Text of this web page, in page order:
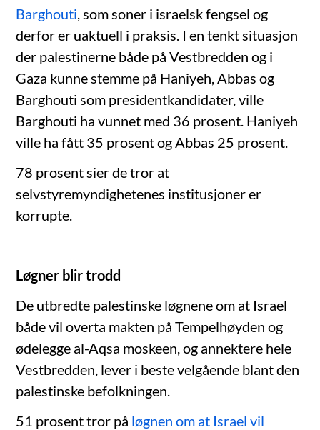
Barghouti , som soner i israelsk fengsel og
derfor er uaktuell i praksis. I en tenkt situasjon
der palestinerne både på Vestbredden og i
Gaza kunne stemme på Haniyeh, Abbas og
Barghouti som presidentkandidater, ville
Barghouti ha vunnet med 36 prosent. Haniyeh
ville ha fått 35 prosent og Abbas 25 prosent.
78 prosent sier de tror at
selvstyremyndighetenes institusjoner er
korrupte.
Løgner blir trodd
De utbredte palestinske løgnene om at Israel
både vil overta makten på Tempelhøyden og
ødelegge al-Aqsa moskeen, og annektere hele
Vestbredden, lever i beste velgående blant den
palestinske befolkningen.
51 prosent tror på løgnen om at Israel vil